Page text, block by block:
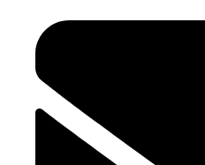
Ремонт топливной
Ремонт системы
Ремонт радиатора
Ремонт предпускового